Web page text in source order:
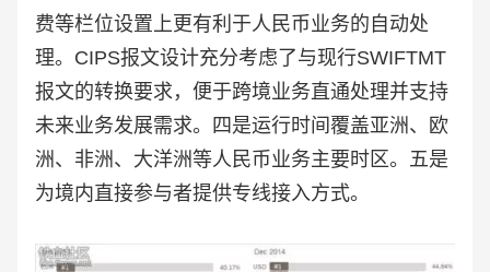
费等栏位设置上更有利于人民币业务的自动处
理。CIPS报文设计充分考虑了与现行SWIFTMT
报文的转换要求，便于跨境业务直通处理并支持
未来业务发展需求。四是运行时间覆盖亚洲、欧
洲、非洲、大洋洲等人民币业务主要时区。五是
为境内直接参与者提供专线接入方式。